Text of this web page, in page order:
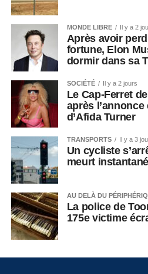
MONDE LIBRE Il y a 2
Après avoir
fortune, Elon
dormir dans sa
SOCIÉTÉ Il y a 2 jours
Le Cap-Ferret
après
d’Afida Turner
TRANSPORTS Il y a 3
Un cycliste
meurt
AU DELÀ DU
La police de
175e victime